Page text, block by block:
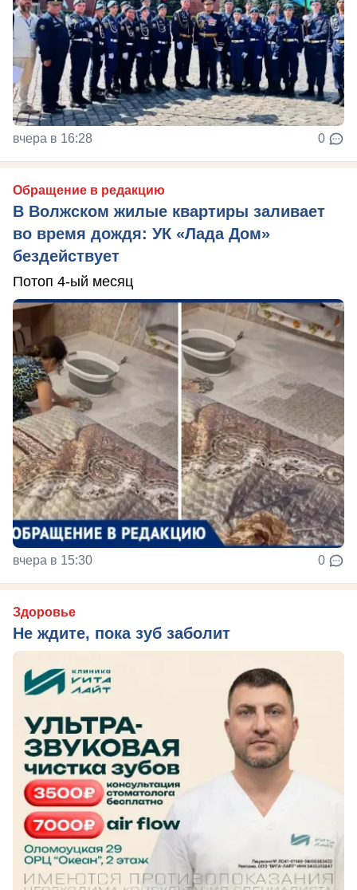
вчера в 16:28 0
Обращение в редакцию
В Волжском жилые квартиры заливает
во время дождя: УК «Лада Дом»
бездействует
Потоп 4-ый месяц
вчера в 15:30 0
Здоровье
Не ждите, пока зуб заболит